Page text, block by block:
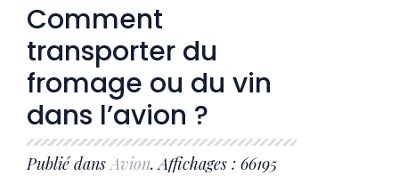
Comment
transporter du
fromage ou du vin
dans l’avion ?
Publié dansAvion. Affichages : 66195